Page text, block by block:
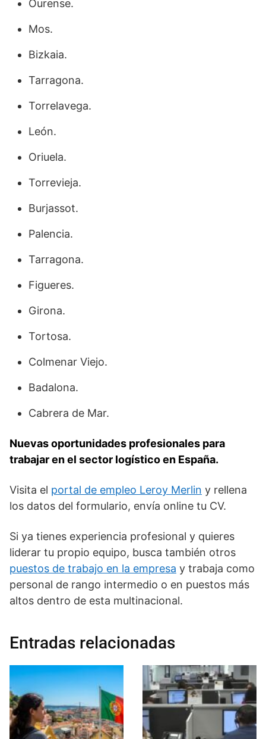
Ourense.
Mos.
Bizkaia.
Tarragona.
Torrelavega.
León.
Oriuela.
Torrevieja.
Burjassot.
Palencia.
Tarragona.
Figueres.
Girona.
Tortosa.
Colmenar Viejo.
Badalona.
Cabrera de Mar.
Nuevas oportunidades profesionales para
trabajar en el sector logístico en España.
Visita el portal de empleo Leroy Merlin y rellena
los datos del formulario, envía online tu CV.
Si ya tienes experiencia profesional y quieres
liderar tu propio equipo, busca también otros
puestos de trabajo en la empresa y trabaja como
personal de rango intermedio o en puestos más
altos dentro de esta multinacional.
Entradas relacionadas